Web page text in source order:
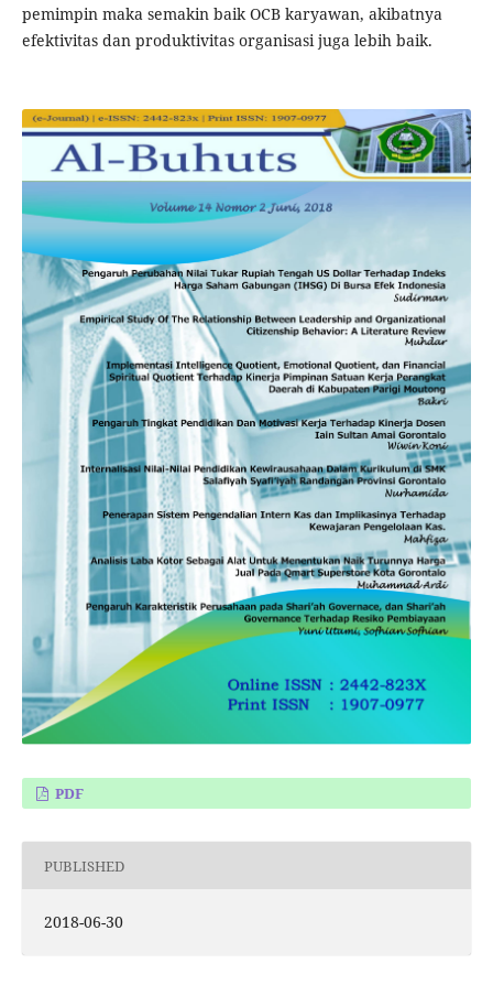
pemimpin maka semakin baik OCB karyawan, akibatnya
efektivitas dan produktivitas organisasi juga lebih baik.
PDF
PUBLISHED
2018-06-30